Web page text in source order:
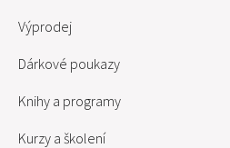
Výprodej
Dárkové poukazy
Knihy a programy
Kurzy a školení